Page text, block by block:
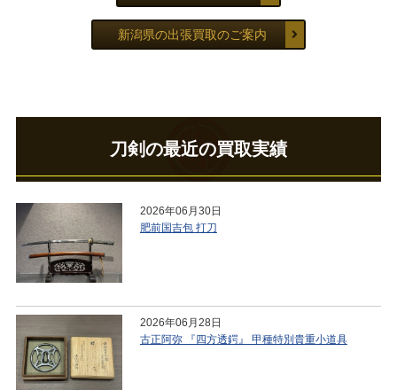
新潟県の出張買取のご案内
刀剣の最近の買取実績
2026年06月30日
肥前国吉包 打刀
2026年06月28日
古正阿弥 『四方透鍔』 甲種特別貴重小道具